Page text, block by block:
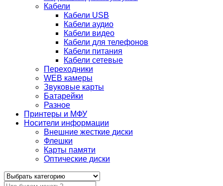
Кабели
Кабели USB
Кабели аудио
Кабели видео
Кабели для телефонов
Кабели питания
Кабели сетевые
Переходники
WEB камеры
Звуковые карты
Батарейки
Разное
Принтеры и МФУ
Носители информации
Внешние жесткие диски
Флешки
Карты памяти
Оптические диски